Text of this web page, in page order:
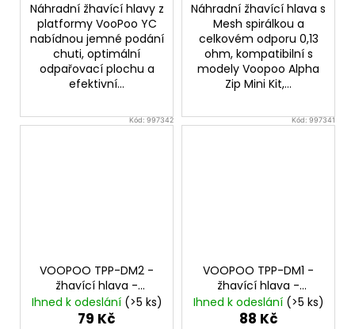
Náhradní žhavící hlavy z
platformy VooPoo YC
nabídnou jemné podání
chuti, optimální
odpařovací plochu a
efektivní...
Náhradní žhavící hlava s
Mesh spirálkou a
celkovém odporu 0,13
ohm, kompatibilní s
modely Voopoo Alpha
Zip Mini Kit,...
Kód: 997342
VOOPOO TPP-DM2 -
žhavící hlava -
0,2ohm
Ihned k odeslání (>5 ks)
79 Kč
Kód: 997341
VOOPOO TPP-DM1 -
žhavící hlava -
0,15ohm
Ihned k odeslání (>5 ks)
88 Kč